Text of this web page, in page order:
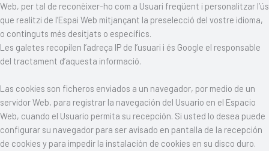
Web, per tal de reconèixer-ho com a Usuari freqüent i personalitzar l’ús
que realitzi de l’Espai Web mitjançant la preselecció del vostre idioma,
o continguts més desitjats o específics.
Les galetes recopilen l’adreça IP de l’usuari i és Google el responsable
del tractament d’aquesta informació.
Las cookies son ficheros enviados a un navegador, por medio de un
servidor Web, para registrar la navegación del Usuario en el Espacio
Web, cuando el Usuario permita su recepción. Si usted lo desea puede
configurar su navegador para ser avisado en pantalla de la recepción
de cookies y para impedir la instalación de cookies en su disco duro.